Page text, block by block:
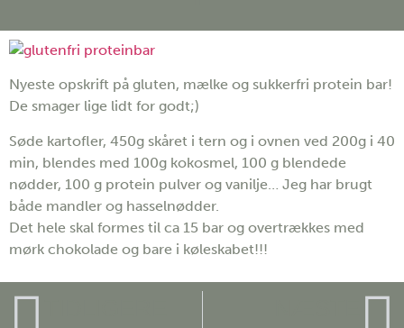
Nyeste opskrift på gluten, mælke og sukkerfri protein bar!
De smager lige lidt for godt;)
Søde kartofler, 450g skåret i tern og i ovnen ved 200g i 40
min, blendes med 100g kokosmel, 100 g blendede
nødder, 100 g protein pulver og vanilje… Jeg har brugt
både mandler og hasselnødder.
Det hele skal formes til ca 15 bar og overtrækkes med
mørk chokolade og bare i køleskabet!!!